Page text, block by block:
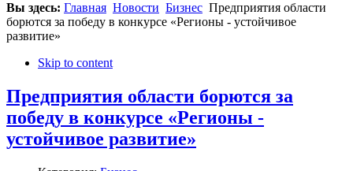
Вы здесь: Главная Новости Бизнес Предприятия области
борются за победу в конкурсе «Регионы - устойчивое
развитие»
Skip to content
Предприятия области борются за
победу в конкурсе «Регионы -
устойчивое развитие»